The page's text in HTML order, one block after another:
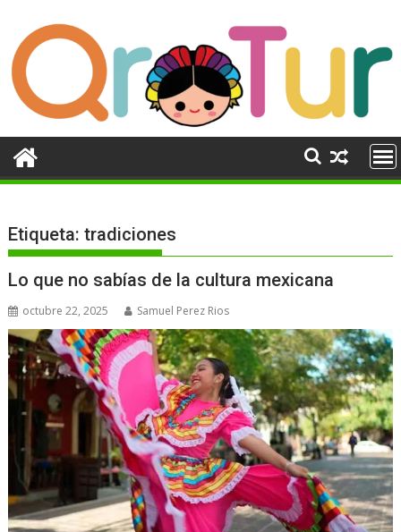
contenido
Etiqueta:tradiciones
Lo que no sabías de la cultura mexicana
octubre 22, 2025 Samuel Perez Rios